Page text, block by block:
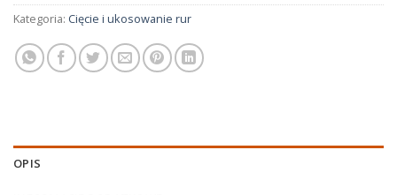
Kategoria: Cięcie i ukosowanie rur
OPIS